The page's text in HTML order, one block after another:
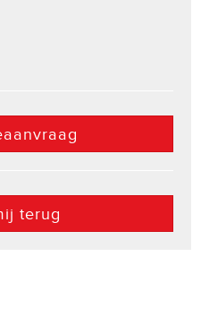
terug